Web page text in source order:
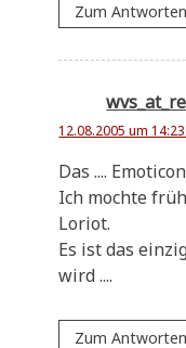
Zum
12.08.2005 um
Das ....
Ich moch­te
Loriot.
Es ist das
wird ....
Zum